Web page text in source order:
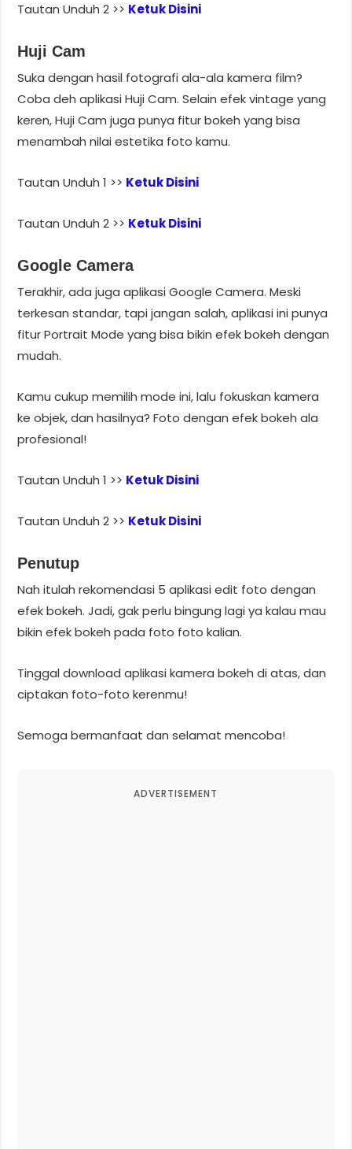
Tautan Unduh 2 >> Ketuk Disini
Huji Cam
Suka dengan hasil fotografi ala-ala kamera film?
Coba deh aplikasi Huji Cam. Selain efek vintage yang
keren, Huji Cam juga punya fitur bokeh yang bisa
menambah nilai estetika foto kamu.
Tautan Unduh 1 >> Ketuk Disini
Tautan Unduh 2 >> Ketuk Disini
Google Camera
Terakhir, ada juga aplikasi Google Camera. Meski
terkesan standar, tapi jangan salah, aplikasi ini punya
fitur Portrait Mode yang bisa bikin efek bokeh dengan
mudah.
Kamu cukup memilih mode ini, lalu fokuskan kamera
ke objek, dan hasilnya? Foto dengan efek bokeh ala
profesional!
Tautan Unduh 1 >> Ketuk Disini
Tautan Unduh 2 >> Ketuk Disini
Penutup
Nah itulah rekomendasi 5 aplikasi edit foto dengan
efek bokeh. Jadi, gak perlu bingung lagi ya kalau mau
bikin efek bokeh pada foto foto kalian.
Tinggal download aplikasi kamera bokeh di atas, dan
ciptakan foto-foto kerenmu!
Semoga bermanfaat dan selamat mencoba!
ADVERTISEMENT